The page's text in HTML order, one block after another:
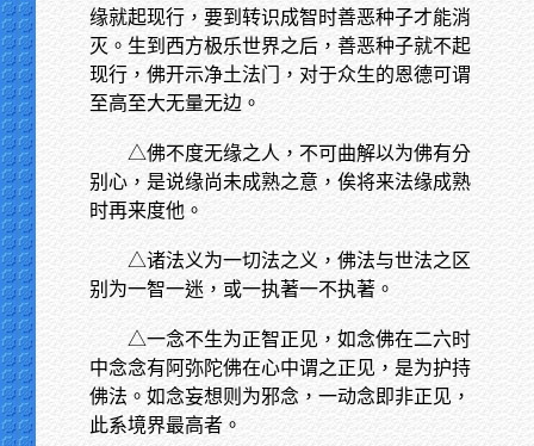
缘就起现行，要到转识成智时善恶种子才能消
灭。生到西方极乐世界之后，善恶种子就不起
现行，佛开示净土法门，对于众生的恩德可谓
至高至大无量无边。
△佛不度无缘之人，不可曲解以为佛有分
别心，是说缘尚未成熟之意，俟将来法缘成熟
时再来度他。
△诸法义为一切法之义，佛法与世法之区
别为一智一迷，或一执著一不执著。
△一念不生为正智正见，如念佛在二六时
中念念有阿弥陀佛在心中谓之正见，是为护持
佛法。如念妄想则为邪念，一动念即非正见，
此系境界最高者。